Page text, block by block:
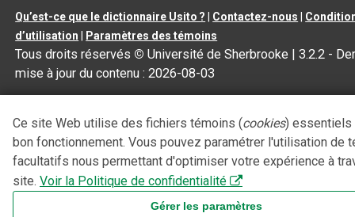
Qu’est-ce que le dictionnaire Usito ? Contactez-nous
d’utilisation
Paramètres des témoins
Tous droits réservés © Université de Sherbrooke |3.2.2 -
mise à jour du contenu :2026-08-03
Ce site Web utilise des fichiers témoins (cookies) essentiels
bon fonctionnement. Vous pouvez paramétrer l'utilisation de
facultatifs nous permettant d'optimiser votre expérience à
site. Voir la Politique de confidentialité
Gérer les paramètres